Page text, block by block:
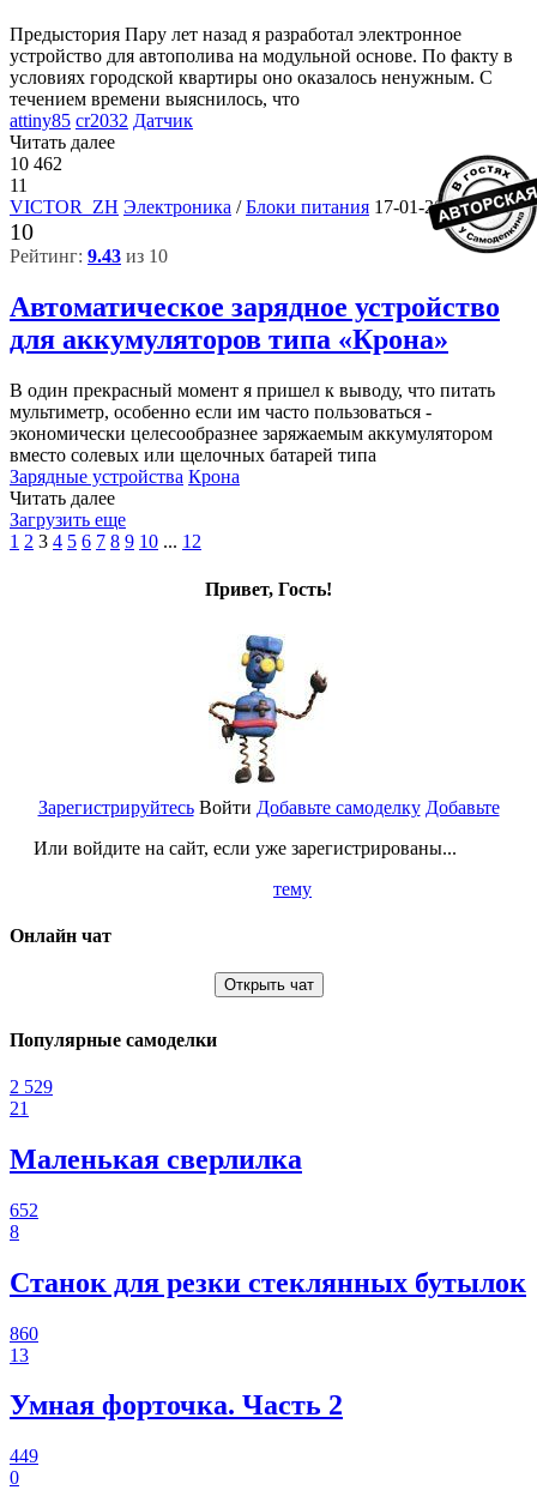
Предыстория Пару лет назад я разработал электронное
устройство для автополива на модульной основе. По факту в
условиях городской квартиры оно оказалось ненужным. С
течением времени выяснилось, что
attiny85 cr2032 Датчик
Читать далее
10 462
11
VICTOR_ZH Электроника /Блоки питания 17-01-2022, 11:38
10
Рейтинг: 9.43 из 10
Автоматическое зарядное устройство
для аккумуляторов типа «Крона»
В один прекрасный момент я пришел к выводу, что питать
мультиметр, особенно если им часто пользоваться -
экономически целесообразнее заряжаемым аккумулятором
вместо солевых или щелочных батарей типа
Зарядные устройства Крона
Читать далее
Загрузить еще
1 2 3 4 5 6 7 8 9 10 ... 12
Привет, Гость!
Зарегистрируйтесь
Или войдите на сайт, если уже зарегистрированы...
Войти Добавьте самоделку Добавьте
тему
Онлайн чат
Открыть чат
Популярные самоделки
2 529
21
Маленькая сверлилка
652
8
Станок для резки стеклянных бутылок
860
13
Умная форточка. Часть 2
449
0